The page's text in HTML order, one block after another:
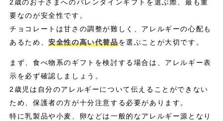
2歳のお子さまへのバレンタインギフトを選ぶ際、最も重
要なのが安全性です。
チョコレートは甘さの調整が難しく、アレルギーの心配も
あるため、安全性の高い代替品を選ぶことが大切です。
まず、食べ物系のギフトを検討する場合は、アレルギー表
示を必ず確認しましょう。
2歳児は自分のアレルギーについて伝えることができない
ため、保護者の方が十分注意する必要があります。
特に乳製品や小麦、卵などは一般的なアレルギー源となり